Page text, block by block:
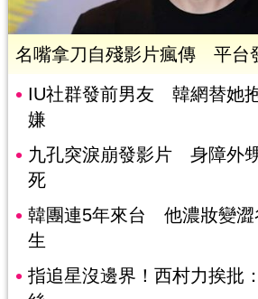
名嘴拿刀自殘影片瘋傳 平台
IU社群發前男友 韓網替她
嫌
九孔突淚崩發影片 身障外
死
韓團連5年來台 他濃妝變澀
生
指追星沒邊界！西村力挨批